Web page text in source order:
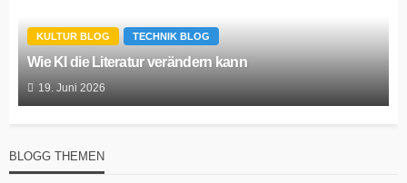
KULTUR BLOG TECHNIK BLOG
Wie KI die Literatur verändern kann
19. Juni 2026
BLOGG THEMEN